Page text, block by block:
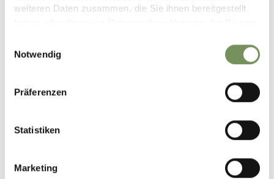
weiteren Daten zusammen, die Sie ihnen bereitgestellt
Notwendig
Präferenzen
Statistiken
Marketing
VOORDEELKAARTEN